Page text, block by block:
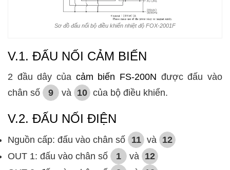
Sơ đồ đấu nối bộ điều khiển nhiệt độ FOX-2001F
V.1. ĐẤU NỐI CẢM BIẾN
2 đầu dây của cảm biến FS-200N được đấu vào
chân số
9 và 10 của bộ điều khiển.
V.2. ĐẤU NỐI ĐIỆN
Nguồn cấp: đấu vào chân số 11 và
12
OUT 1: đấu vào chân số
1 và
12